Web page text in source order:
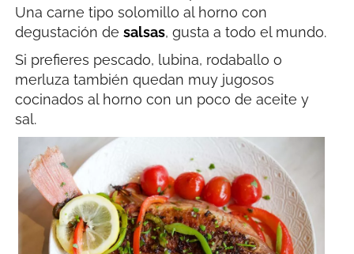
Una carne tipo solomillo al horno con
degustación desalsas, gusta a todo el mundo.
Si prefieres pescado, lubina, rodaballo o
merluza también quedan muy jugosos
cocinados al horno con un poco de aceite y
sal.